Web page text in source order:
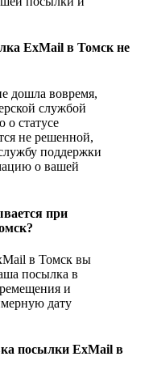
ExMail в Томск не
дошла вовремя,
службой
статусе
не решенной,
поддержки
о вашей
при
в Томск вы
посылка в
и
дату
посылки ExMail в